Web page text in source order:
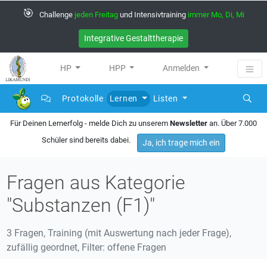
🎯 Challenge jeden Freitag und Intensivtraining immer Mo, Di, Mi
Integrative Gestalttherapie
HP HPP Anmelden
Protokolle Lernen Listen
Für Deinen Lernerfolg - melde Dich zu unserem Newsletter an. Über 7.000
Schüler sind bereits dabei.
Ja, ich trage mich ein
Fragen aus Kategorie
"Substanzen (F1)"
3 Fragen, Training (mit Auswertung nach jeder Frage),
zufällig geordnet, Filter: offene Fragen